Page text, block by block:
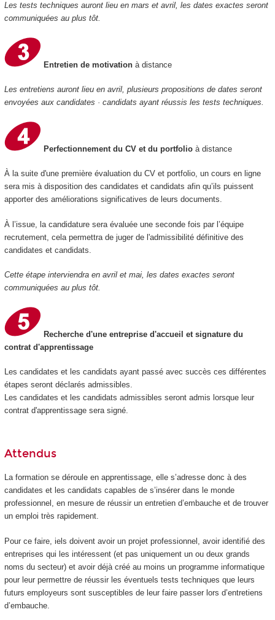
Les tests techniques auront lieu en mars et avril, les dates exactes seront
communiquées au plus tôt.
Entretien de motivationà distance
Les entretiens auront lieu en avril, plusieurs propositions de dates seront
envoyées aux candidates · candidats ayant réussis les tests techniques.
Perfectionnement du CV et du portfolioà distance
À la suite d'une première évaluation du CV et portfolio, un cours en ligne
sera mis à disposition des candidates et candidats afin qu’ils puissent
apporter des améliorations significatives de leurs documents.
À l’issue, la candidature sera évaluée une seconde fois par l’équipe
recrutement, cela permettra de juger de l'admissibilité définitive des
candidates et candidats.
Cette étape interviendra en avril et mai, les dates exactes seront
communiquées au plus tôt.
Recherche d'une entreprise d'accueil et signature du
contrat d'apprentissage
Les candidates et les candidats ayant passé avec succès ces différentes
étapes seront déclarés admissibles.
Les candidates et les candidats admissibles seront admis lorsque leur
contrat d'apprentissage sera signé.
Attendus
La formation se déroule en apprentissage, elle s’adresse donc à des
candidates et les candidats capables de s’insérer dans le monde
professionnel, en mesure de réussir un entretien d’embauche et de trouver
un emploi très rapidement.
Pour ce faire, iels doivent avoir un projet professionnel, avoir identifié des
entreprises qui les intéressent (et pas uniquement un ou deux grands
noms du secteur) et avoir déjà créé au moins un programme informatique
pour leur permettre de réussir les éventuels tests techniques que leurs
futurs employeurs sont susceptibles de leur faire passer lors d’entretiens
d’embauche.